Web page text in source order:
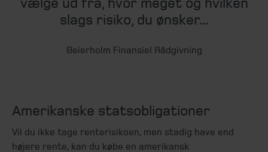
slags risiko, du ønsker...
Beierholm Finansiel Rådgivning
Amerikanske statsobligationer
Vil du ikke tage renterisikoen, men stadig have end
højere rente, kan du købe en amerikansk